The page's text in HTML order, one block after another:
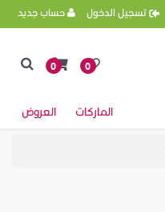
تسجيل الدخول حساب جديد
0
0
الماركات العروض